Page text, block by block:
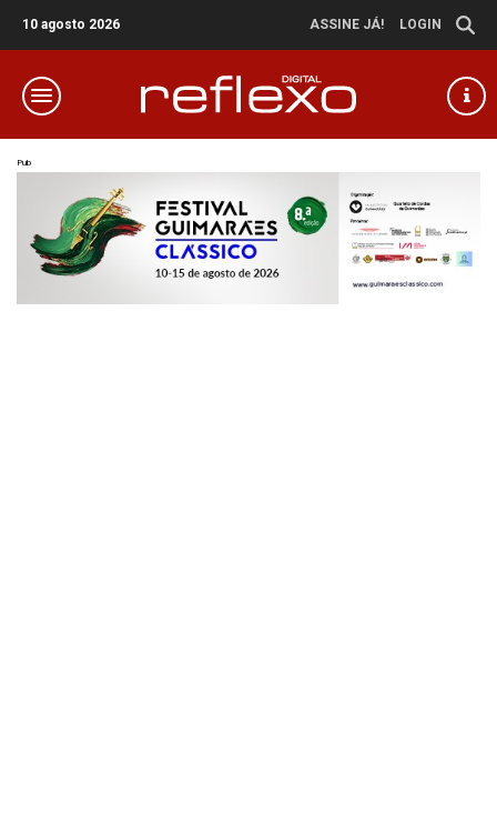
10 agosto 2026 ASSINE JÁ! LOGIN
Pub